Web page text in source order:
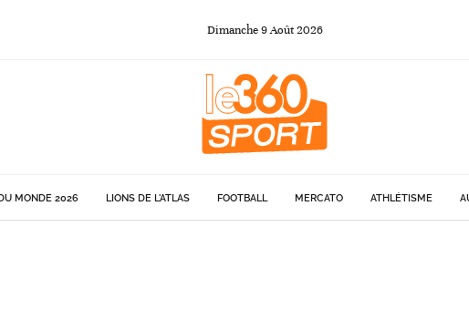
Dimanche 9Août 2026
MONDE 2026 LIONS DE L'ATLAS FOOTBALL MERCATO ATHLÉTISME